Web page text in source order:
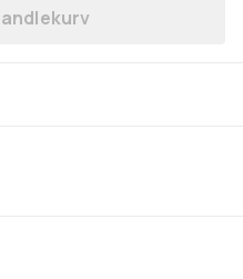
Maclean MCTV-628